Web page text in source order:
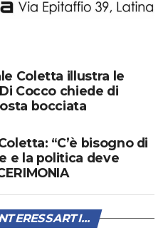
Coletta illustra le
Cocco chiede di
bocciata
“C’è bisogno di
e la politica deve